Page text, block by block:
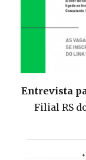
Entrevista
Filial RS